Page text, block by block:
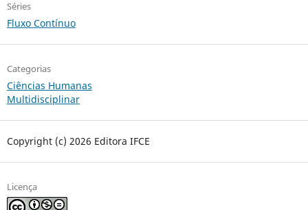
Séries
Fluxo Contínuo
Categorias
Ciências Humanas
Multidisciplinar
Copyright (c) 2026 Editora IFCE
Licença